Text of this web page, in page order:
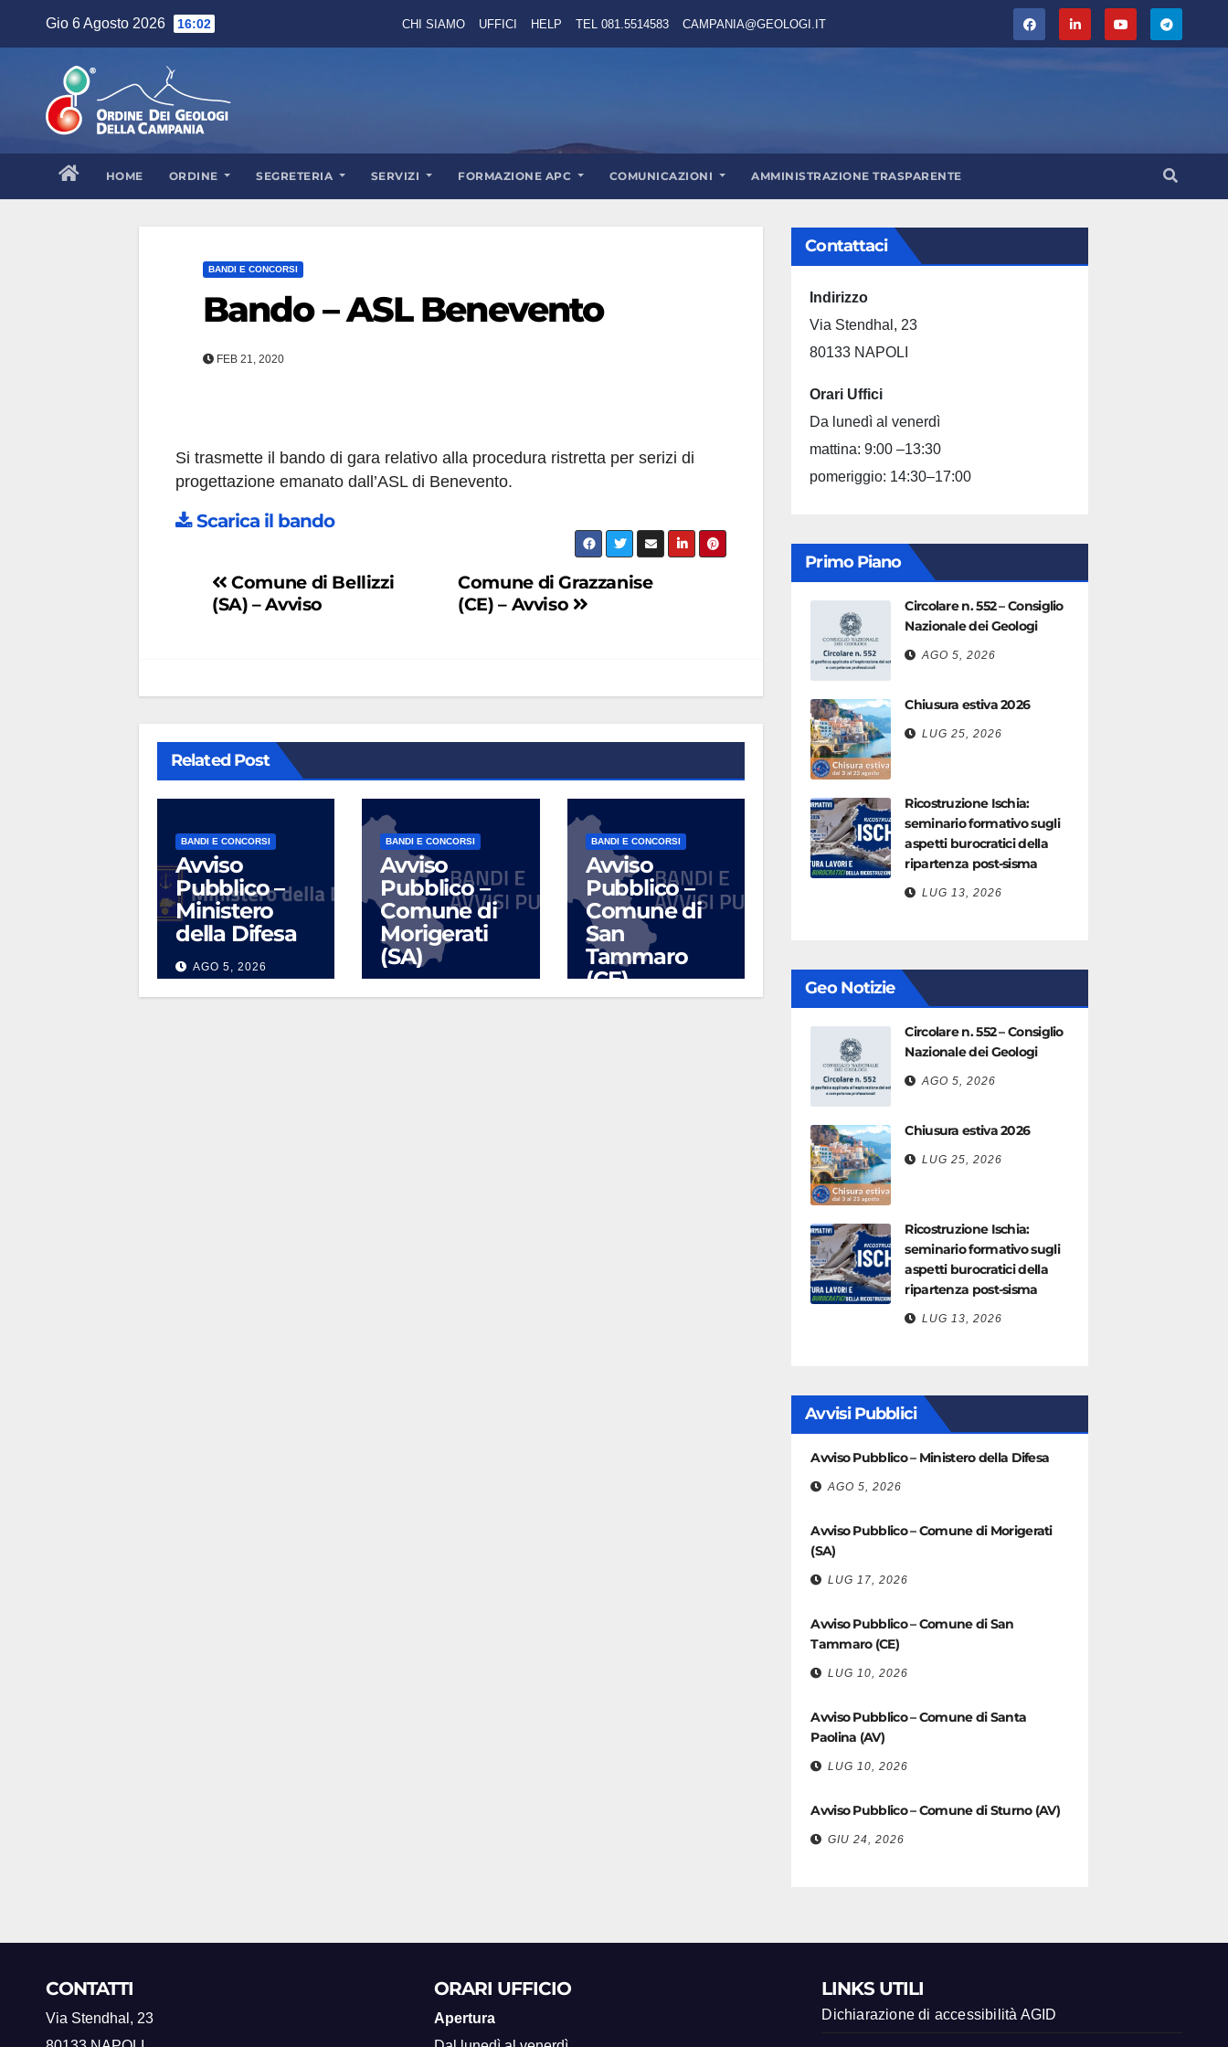
Gio 6 Agosto 2026 16:02 CHI SIAMO UFFICI HELP TEL 081.5514583 CAMPANIA@GEOLOGI.IT
HOME ORDINE SEGRETERIA SERVIZI FORMAZIONE APC COMUNICAZIONI AMMINISTRAZIONE TRASPARENTE
BANDI E CONCORSI
Bando – ASL Benevento
FEB 21, 2020
Si trasmette il bando di gara relativo alla procedura ristretta per serizi di
progettazione emanato dall’ASL di Benevento.
Scarica il bando
Navigazione
articoli
Comune di Grazzanise
(CE) – Avviso
Comune di Bellizzi
(SA) – Avviso
Related Post
BANDI E CONCORSI
Avviso
Pubblico –
Ministero
della Difesa
AGO 5, 2026
BANDI E CONCORSI
Avviso
Pubblico –
Comune di
Morigerati
(SA)
BANDI E CONCORSI
Avviso
Pubblico –
Comune di
San
Tammaro
(CE)
LUG 10, 2026
Contattaci
Indirizzo
Via Stendhal, 23
80133 NAPOLI
Orari Uffici
Da lunedì al venerdì
mattina: 9:00 –13:30
pomeriggio: 14:30–17:00
Primo Piano
Circolare n. 552 – Consiglio
Nazionale dei Geologi
AGO 5, 2026
Chiusura estiva 2026
LUG 25, 2026
Ricostruzione Ischia:
seminario formativo sugli
aspetti burocratici della
ripartenza post-sisma
LUG 13, 2026
Geo Notizie
Circolare n. 552 – Consiglio
Nazionale dei Geologi
AGO 5, 2026
Chiusura estiva 2026
LUG 25, 2026
Ricostruzione Ischia:
seminario formativo sugli
aspetti burocratici della
ripartenza post-sisma
LUG 13, 2026
Avvisi Pubblici
Avviso Pubblico – Ministero della Difesa
AGO 5, 2026
Avviso Pubblico – Comune di Morigerati
(SA)
LUG 17, 2026
Avviso Pubblico – Comune di San
Tammaro (CE)
LUG 10, 2026
Avviso Pubblico – Comune di Santa
Paolina (AV)
LUG 10, 2026
Avviso Pubblico – Comune di Sturno (AV)
GIU 24, 2026
CONTATTI
Via Stendhal, 23
ORARI UFFICIO
Apertura
LINKS UTILI
Dichiarazione di accessibilità AGID